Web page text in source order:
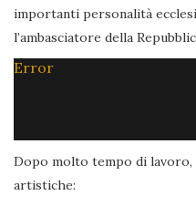
importanti personalità
l’ambasciatore della
Error
Dopo molto tempo di
artistiche: